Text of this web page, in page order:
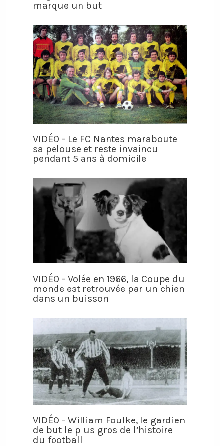
marque un but
VIDÉO - Le FC Nantes maraboute
sa pelouse et reste invaincu
pendant 5 ans à domicile
VIDÉO - Volée en 1966, la Coupe du
monde est retrouvée par un chien
dans un buisson
VIDÉO - William Foulke, le gardien
de but le plus gros de l’histoire
du football